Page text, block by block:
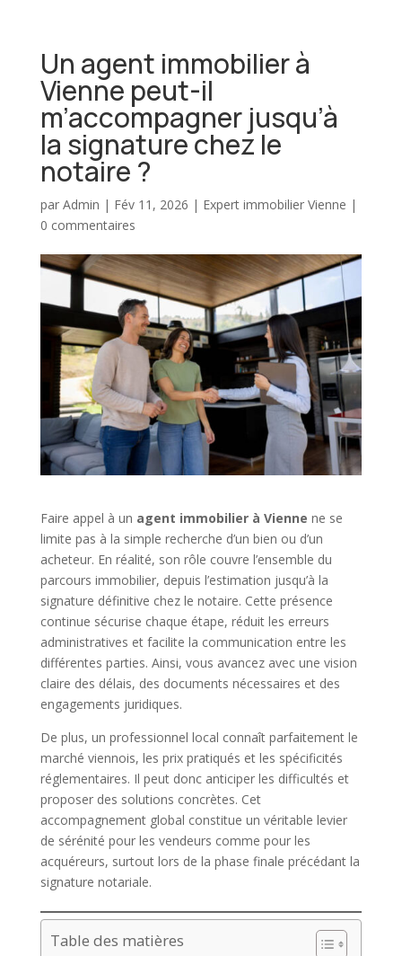
Un agent immobilier à
Vienne peut-il
m’accompagner jusqu’à
la signature chez le
notaire ?
par Admin | Fév 11, 2026 | Expert immobilier Vienne |
0 commentaires
Faire appel à un agent immobilier à Vienne ne se
limite pas à la simple recherche d’un bien ou d’un
acheteur. En réalité, son rôle couvre l’ensemble du
parcours immobilier, depuis l’estimation jusqu’à la
signature définitive chez le notaire. Cette présence
continue sécurise chaque étape, réduit les erreurs
administratives et facilite la communication entre les
différentes parties. Ainsi, vous avancez avec une vision
claire des délais, des documents nécessaires et des
engagements juridiques.
De plus, un professionnel local connaît parfaitement le
marché viennois, les prix pratiqués et les spécificités
réglementaires. Il peut donc anticiper les difficultés et
proposer des solutions concrètes. Cet
accompagnement global constitue un véritable levier
de sérénité pour les vendeurs comme pour les
acquéreurs, surtout lors de la phase finale précédant la
signature notariale.
Table des matières